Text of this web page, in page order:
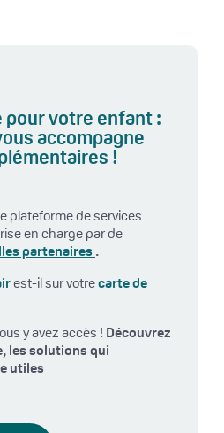
pour votre enfant :
accompagne
!
plateforme de services
en charge par de
partenaires.
est-il sur votrecarte de
y avez accès ! Découvrez
les solutions qui
utiles